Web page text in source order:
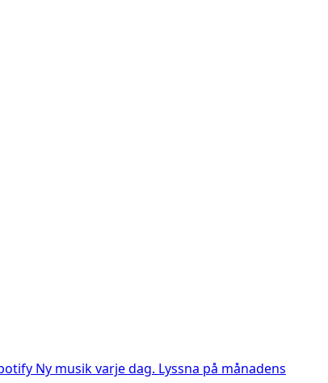
Ny musik varje dag. Lyssna på månadens